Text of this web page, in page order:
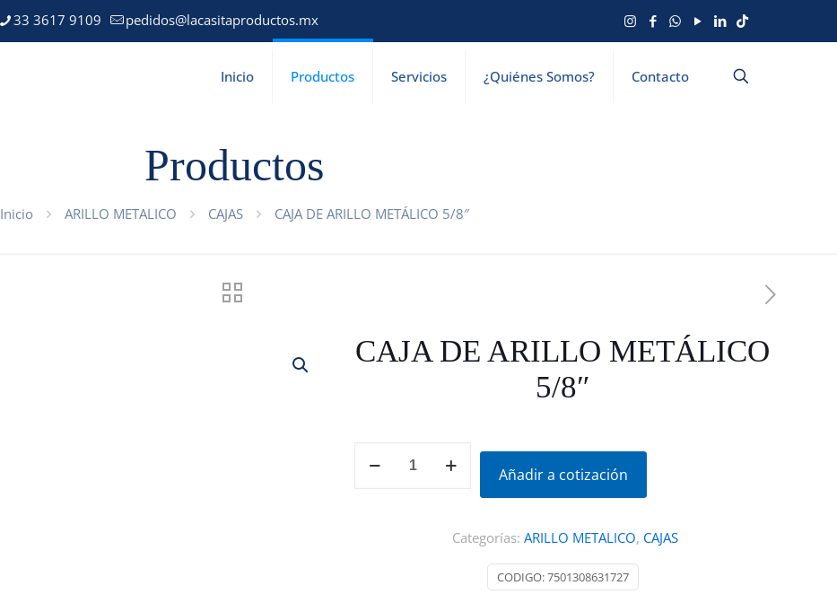
33 3617 9109 pedidos@lacasitaproductos.mx
Inicio Productos Servicios ¿Quiénes Somos? Contacto
Productos
Inicio ARILLO METALICO CAJAS CAJA DE ARILLO METÁLICO 5/8″
CAJA DE ARILLO METÁLICO
5/8″
Añadir a cotización
CODIGO:7501308631727
Categorías: ARILLO METALICO, CAJAS